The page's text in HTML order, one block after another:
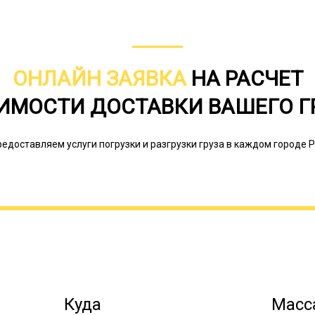
Негабаритным называется груз,
железнодорожным грузовым
крупный, тяжеловесный или опасный
ОНЛАЙН ЗАЯВКАНА РАСЧЕТ
ДОСТАВКИ ВАШЕГО
услуги погрузки и разгрузки груза в каждом городе
Куда